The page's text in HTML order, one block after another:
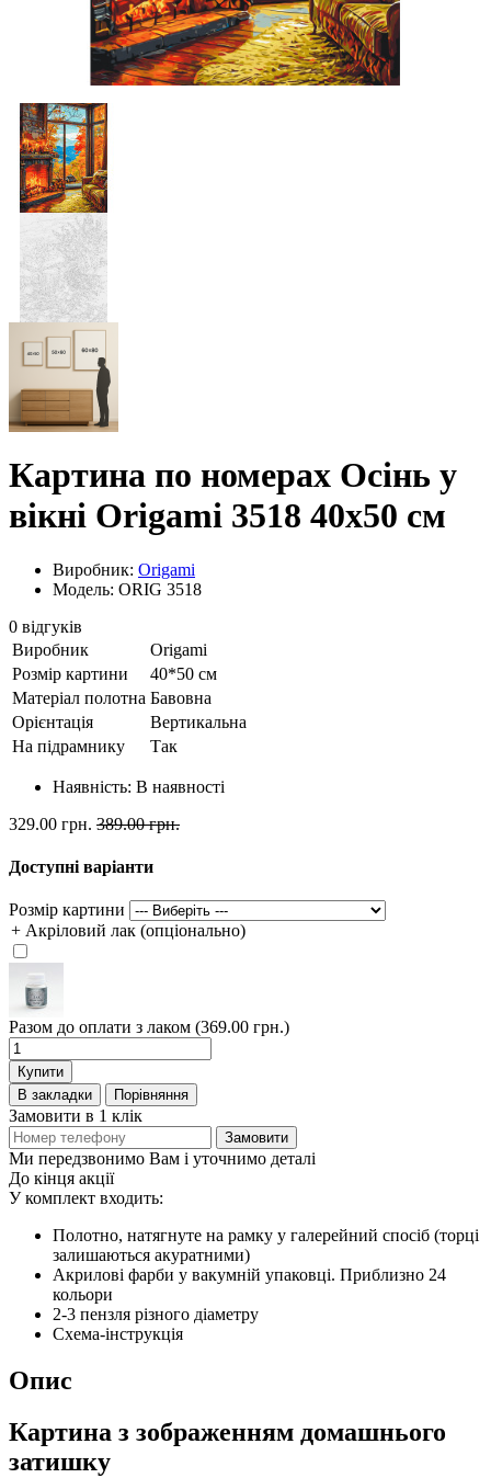
Картина по номерах Осінь у
вікні Origami 3518 40x50 см
Виробник: Origami
Модель: ORIG 3518
0 відгуків
Виробник
Origami
Розмір картини
40*50 см
Матеріал полотна Бавовна
Орієнтація
Вертикальна
На підрамнику
Так
Наявність: В наявності
329.00 грн. 389.00 грн.
Доступні варіанти
Розмір картини
+ Акріловий лак (опціонально)
Разом до оплати з лаком (369.00 грн.)
Купити
В закладки
Порівняння
Замовити в 1 клік
Замовити
Ми передзвонимо Вам і уточнимо деталі
До кінця акції
У комплект входить:
Полотно, натягнуте на рамку у галерейний спосіб (торці
залишаються акуратними)
Акрилові фарби у вакумній упаковці. Приблизно 24
кольори
2-3 пензля різного діаметру
Схема-інструкція
Опис
Картина з зображенням домашнього
затишку